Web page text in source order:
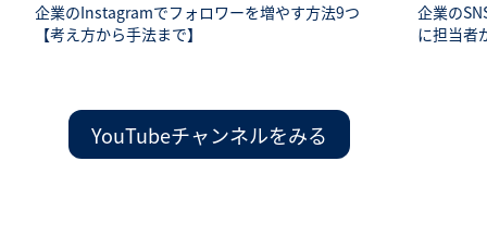
企業のInstagramでフォロワーを増やす方法9つ
【考え方から手法まで】
企業の
に担当者
YouTubeチャンネルをみる